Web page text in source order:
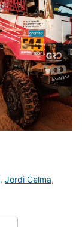
, Jordi Celma,